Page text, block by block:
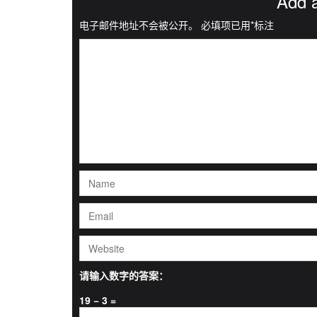
电子邮件地址不会被公开。 必填项已用*标注
请输入数字的答案：
19 − 3 =